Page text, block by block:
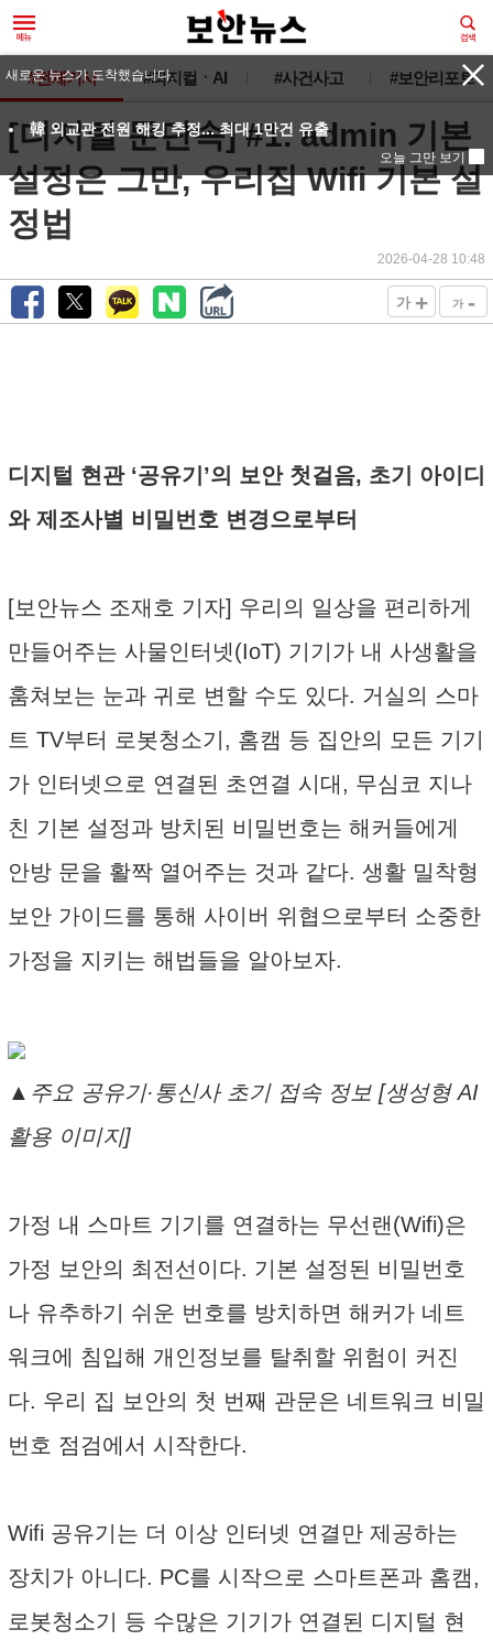
#전체기사 #피지컬ㆍAI #사건사고 #보안리포트
[디지털 문단속] #1. admin 기본
설정은 그만, 우리집 Wifi 기본 설
정법
2026-04-28 10:48
가 + 가 -
디지털 현관 ‘공유기’의 보안 첫걸음, 초기 아이디
와 제조사별 비밀번호 변경으로부터
[보안뉴스 조재호 기자] 우리의 일상을 편리하게
만들어주는 사물인터넷(IoT) 기기가 내 사생활을
훔쳐보는 눈과 귀로 변할 수도 있다. 거실의 스마
트 TV부터 로봇청소기, 홈캠 등 집안의 모든 기기
가 인터넷으로 연결된 초연결 시대, 무심코 지나
친 기본 설정과 방치된 비밀번호는 해커들에게
안방 문을 활짝 열어주는 것과 같다. 생활 밀착형
보안 가이드를 통해 사이버 위협으로부터 소중한
가정을 지키는 해법들을 알아보자.
▲주요 공유기·통신사 초기 접속 정보 [생성형 AI
활용 이미지]
가정 내 스마트 기기를 연결하는 무선랜(Wifi)은
가정 보안의 최전선이다. 기본 설정된 비밀번호
나 유추하기 쉬운 번호를 방치하면 해커가 네트
워크에 침입해 개인정보를 탈취할 위험이 커진
다. 우리 집 보안의 첫 번째 관문은 네트워크 비밀
번호 점검에서 시작한다.
Wifi 공유기는 더 이상 인터넷 연결만 제공하는
장치가 아니다. PC를 시작으로 스마트폰과 홈캠,
로봇청소기 등 수많은 기기가 연결된 디지털 현
새로운 뉴스가 도착했습니다.
韓 외교관 전원 해킹 추정... 최대 1만건 유출
오늘 그만 보기